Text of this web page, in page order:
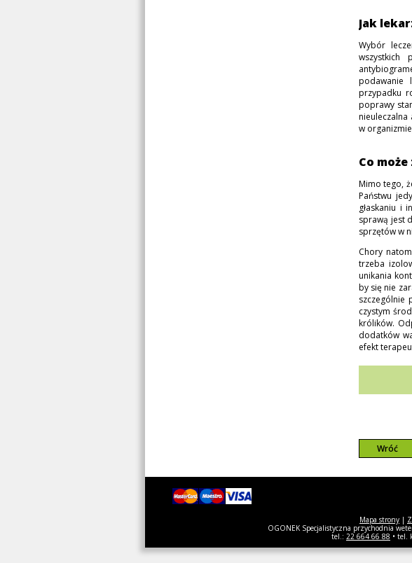
Jak
Wybór
wszystkich
podawanie
przypadku
poprawy
nieuleczalna
w
Co
Mimo tego,
Państwu
głaskaniu i
sprawą jest
sprzętów w
Chory
trzeba
unikania
by się nie
szczególnie
czystym
królików.
dodatków
efekt
Wróć
Mapa strony |
OGONEK Specjalistyczna przychodnia
tel.: 22 664 66 88 • tel.